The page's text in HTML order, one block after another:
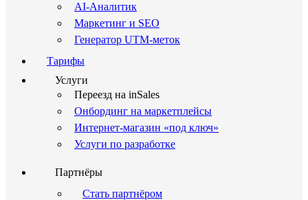
AI-Аналитик
Маркетинг и SEO
Генератор UTM-меток
Тарифы
Услуги
Переезд на inSales
Онбординг на маркетплейсы
Интернет-магазин «под ключ»
Услуги по разработке
Партнёры
Стать партнёром